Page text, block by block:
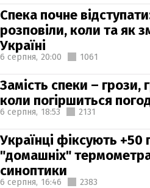
Спека почне
розповіли, коли та як
Україні
6 серпня, 20:00 1061
Замість спеки – грози,
коли погіршиться
6 серпня, 18:53 2131
Українці фіксують +50
"домашніх"
синоптики
6 серпня, 16:46 2383